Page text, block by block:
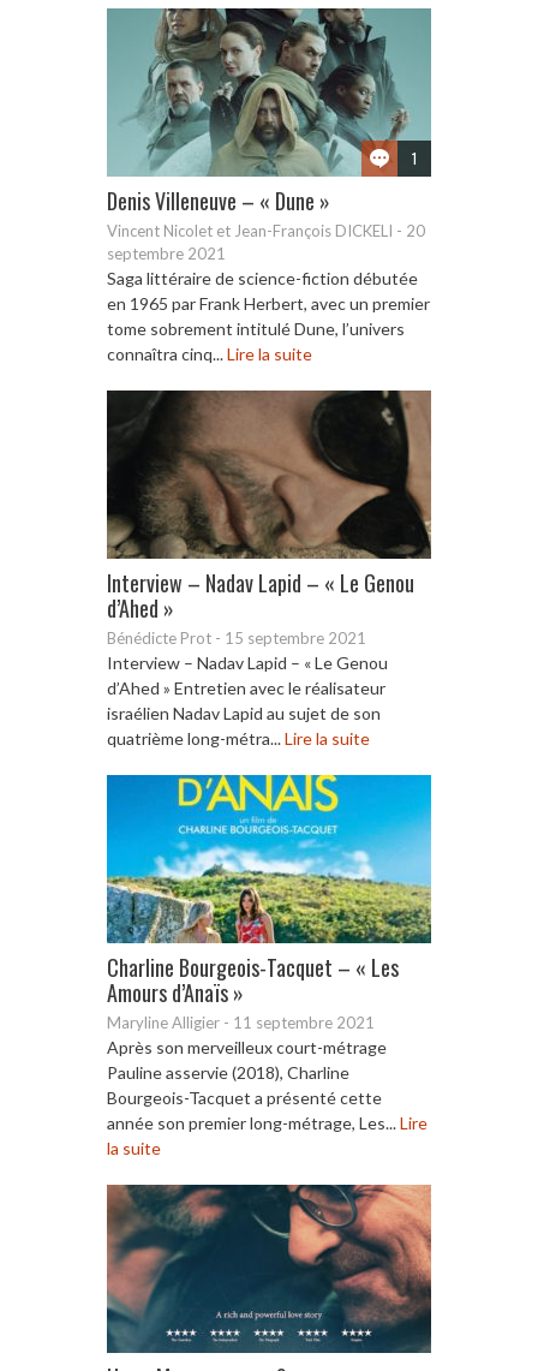
1
Denis Villeneuve – « Dune »
Vincent Nicolet et Jean-François DICKELI - 20
septembre 2021
Saga littéraire de science-fiction débutée
en 1965 par Frank Herbert, avec un premier
tome sobrement intitulé Dune, l’univers
connaîtra cinq...Lire la suite
Interview – Nadav Lapid – « Le Genou
d’Ahed »
Bénédicte Prot - 15 septembre 2021
Interview – Nadav Lapid – « Le Genou
d’Ahed » Entretien avec le réalisateur
israélien Nadav Lapid au sujet de son
quatrième long-métra...Lire la suite
Charline Bourgeois-Tacquet – « Les
Amours d’Anaïs »
Maryline Alligier - 11 septembre 2021
Après son merveilleux court-métrage
Pauline asservie (2018), Charline
Bourgeois-Tacquet a présenté cette
année son premier long-métrage, Les...Lire
la suite